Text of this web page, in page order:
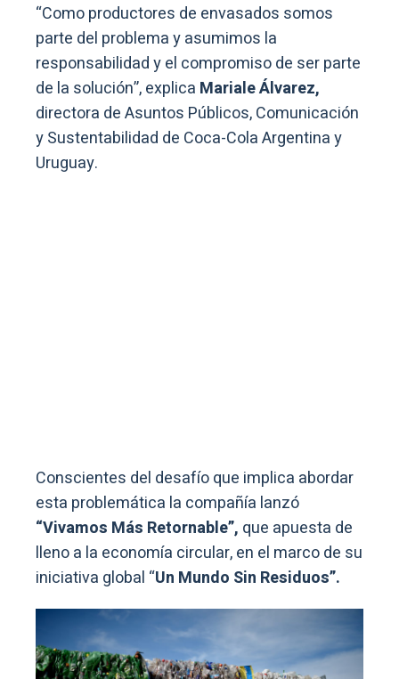
“Como productores de envasados somos
parte del problema y asumimos la
responsabilidad y el compromiso de ser parte
de la solución”, explica Mariale Álvarez,
directora de Asuntos Públicos, Comunicación
y Sustentabilidad de Coca-Cola Argentina y
Uruguay.
Conscientes del desafío que implica abordar
esta problemática la compañía lanzó
“Vivamos Más Retornable”, que apuesta de
lleno a la economía circular, en el marco de su
iniciativa global “Un Mundo Sin Residuos”.